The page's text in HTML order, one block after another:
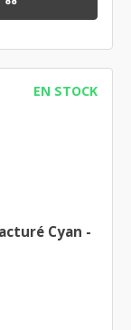
EN STOCK
Cyan -